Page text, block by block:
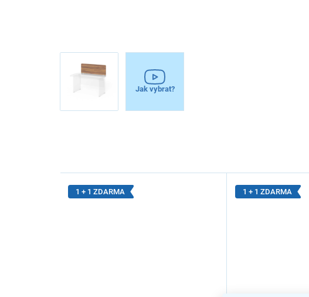
Jak vybrat?
1 + 1 ZDARMA 1 + 1 ZDARMA